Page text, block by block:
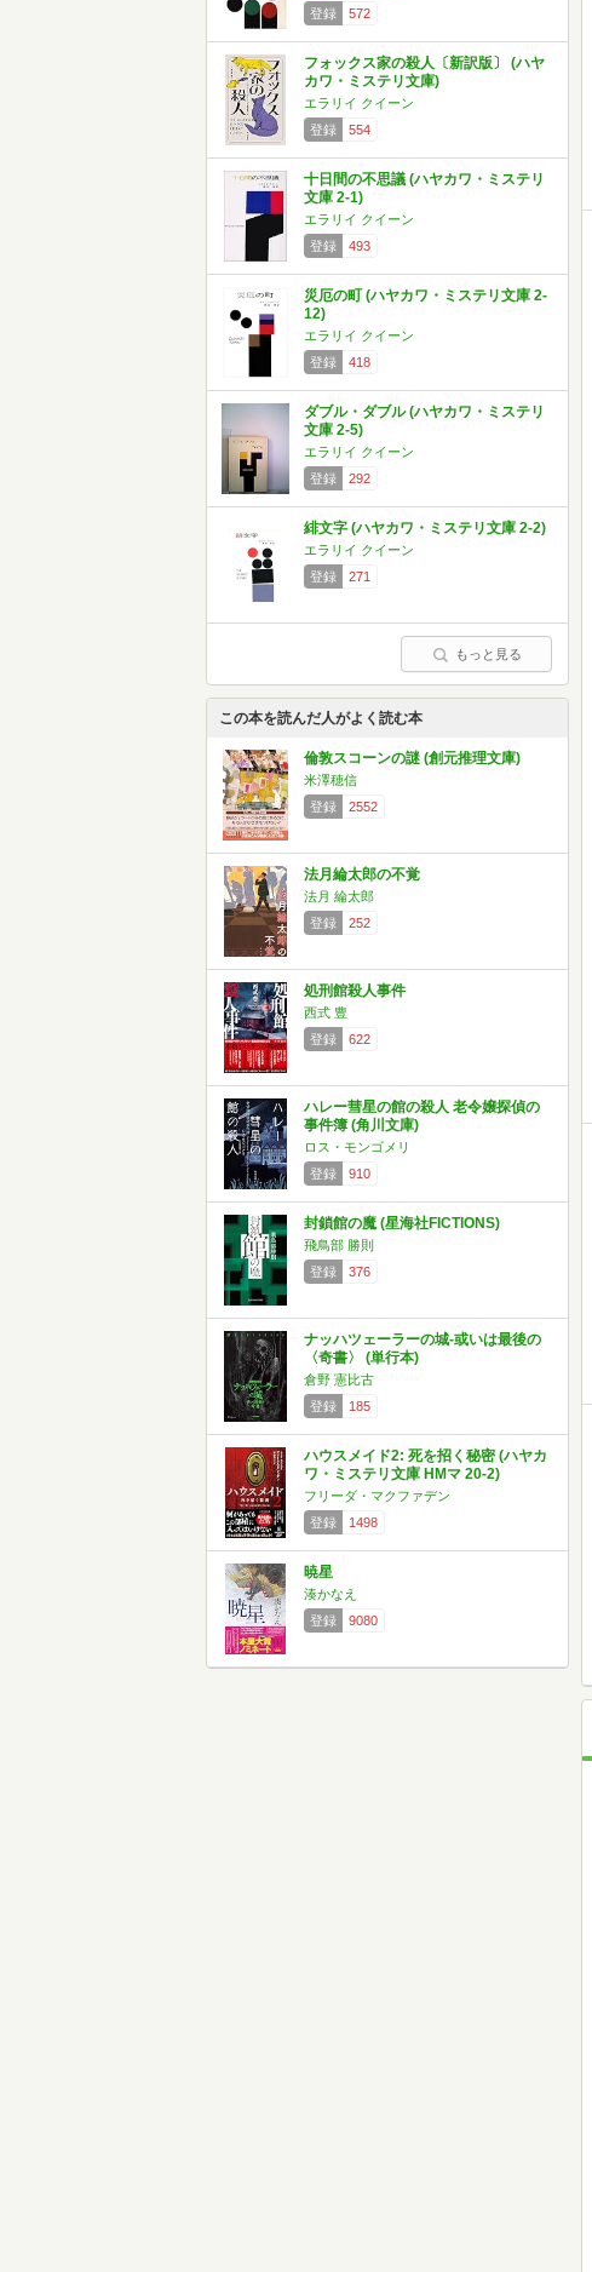
登録
572
フォックス家の殺人〔新訳版〕 (ハヤ
カワ・ミステリ文庫)
エラリイ クイーン
登録
554
十日間の不思議 (ハヤカワ・ミステリ
文庫 2-1)
エラリイ クイーン
登録
493
災厄の町 (ハヤカワ・ミステリ文庫 2-
12)
エラリイ クイーン
登録
418
ダブル・ダブル (ハヤカワ・ミステリ
文庫 2-5)
エラリイ クイーン
登録
292
緋文字 (ハヤカワ・ミステリ文庫 2-2)
エラリイ クイーン
登録
271
もっと見る
この本を読んだ人がよく読む本
倫敦スコーンの謎 (創元推理文庫)
米澤穂信
登録
2552
法月綸太郎の不覚
法月 綸太郎
登録
252
処刑館殺人事件
西式 豊
登録
622
ハレー彗星の館の殺人 老令嬢探偵の
事件簿 (角川文庫)
ロス・モンゴメリ
登録
910
封鎖館の魔 (星海社FICTIONS)
飛鳥部 勝則
登録
376
ナッハツェーラーの城-或いは最後の
〈奇書〉 (単行本)
倉野 憲比古
登録
185
ハウスメイド2: 死を招く秘密 (ハヤカ
ワ・ミステリ文庫 HMマ 20-2)
フリーダ・マクファデン
登録
1498
暁星
湊かなえ
登録
9080